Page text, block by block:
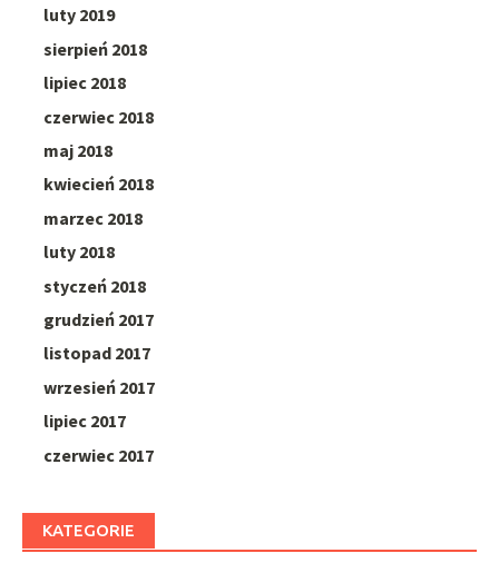
luty 2019
sierpień 2018
lipiec 2018
czerwiec 2018
maj 2018
kwiecień 2018
marzec 2018
luty 2018
styczeń 2018
grudzień 2017
listopad 2017
wrzesień 2017
lipiec 2017
czerwiec 2017
KATEGORIE